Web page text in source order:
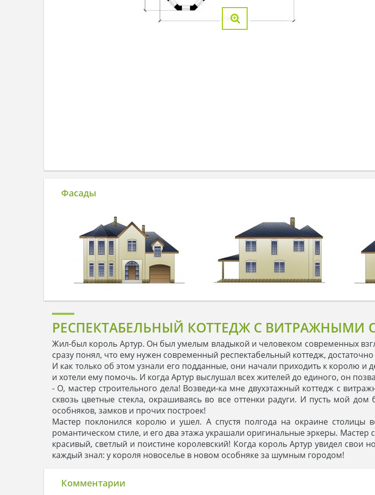
Фасады
РЕСПЕКТАБЕЛЬНЫЙ КОТТЕДЖ С ВИТРАЖНЫМИ
Жил-был король Артур. Он был умелым владыкой и человеком современных
сразу понял, что ему нужен современный респектабельный коттедж,
И как только об этом узнали его подданные, они начали приходить к королю
и хотели ему помочь. И когда Артур выслушал всех жителей до единого, он
- О, мастер строительного дела! Возведи-ка мне двухэтажный коттедж с
сквозь цветные стекла, окрашиваясь во все оттенки радуги. И пусть мой
особняков, замков и прочих построек!
Мастер поклонился королю и ушел. А спустя полгода на окраине
романтическом стиле, и его два этажа украшали оригинальные эркеры.
красивый, светлый и поистине королевский! Когда король Артур увидел
каждый знал: у короля новоселье в новом особняке за шумным городом!
Комментарии